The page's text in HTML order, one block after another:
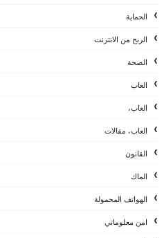
الحماية
الربح من الانترنت
الصحة
العاب
العاب،
العاب، مقالات
القانون
الماك
الهواتف المحمولة
امن معلوماتي